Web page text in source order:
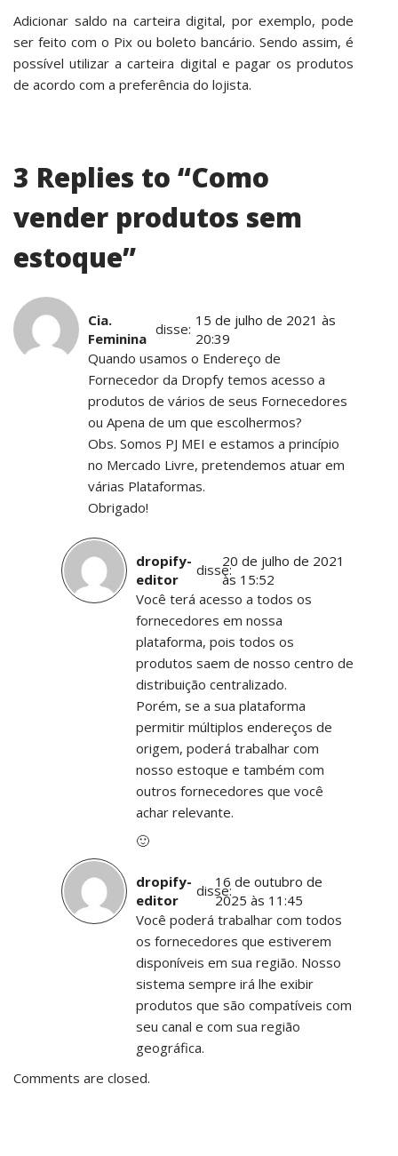
Adicionar saldo na carteira digital, por exemplo, pode
ser feito com o Pix ou boleto bancário. Sendo assim, é
possível utilizar a carteira digital e pagar os produtos
de acordo com a preferência do lojista.
3 Replies to “Como
vender produtos sem
estoque”
Cia.
Feminina
disse:
15 de julho de 2021 às
20:39
Quando usamos o Endereço de
Fornecedor da Dropfy temos acesso a
produtos de vários de seus Fornecedores
ou Apena de um que escolhermos?
Obs. Somos PJ MEI e estamos a princípio
no Mercado Livre, pretendemos atuar em
várias Plataformas.
Obrigado!
dropify-
editor
disse:
20 de julho de 2021
às 15:52
Você terá acesso a todos os
fornecedores em nossa
plataforma, pois todos os
produtos saem de nosso centro de
distribuição centralizado.
Porém, se a sua plataforma
permitir múltiplos endereços de
origem, poderá trabalhar com
nosso estoque e também com
outros fornecedores que você
achar relevante.
🙂
dropify-
editor
disse:
16 de outubro de
2025 às 11:45
Você poderá trabalhar com todos
os fornecedores que estiverem
disponíveis em sua região. Nosso
sistema sempre irá lhe exibir
produtos que são compatíveis com
seu canal e com sua região
geográfica.
Comments are closed.